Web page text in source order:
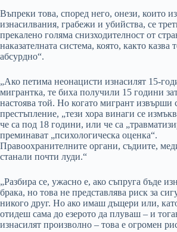
Въпреки това, според него, онези, които
изнасилвания, грабежи и убийства, се
прекалено голяма снизходителност от
наказателната система, която, както казва
абсурдно“.
„Ако петима неонацисти изнасилят 15-
мигрантка, те биха получили 15 години
настоява той. Но когато мигрант извърши
престъпление, „тези хора винаги се
че са под 18 години, или че са
преминават „психологическа оценка“.
Правоохранителните органи, съдиите,
станали почти луди.“
„Разбира се, ужасно е, ако съпруга бъде
брака, но това не представлява риск за
никого друг. Но ако имаш дъщери или,
отидеш сама до езерото да плуваш – и
изнасилят произволно – това е огромен